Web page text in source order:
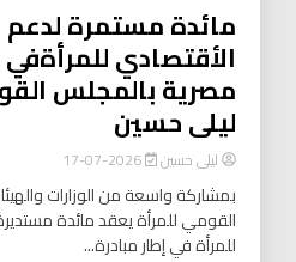
مائدة مستمرة لدعم
الأقتصادي للمرأةفي
مصرية بالمجلس
ليلى حسين
ليلى حسين 2026-07-17
بمشاركة واسعة من الوزارات
القومي للمرأة يعقد مائدة
للمرأة في إطار مبادرة...